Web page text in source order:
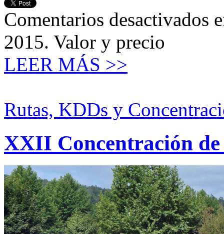
Comentarios desactivados
2015. Valor y precio
LEER MÁS >>
Rutas, KDDs y
XXII Concentración de